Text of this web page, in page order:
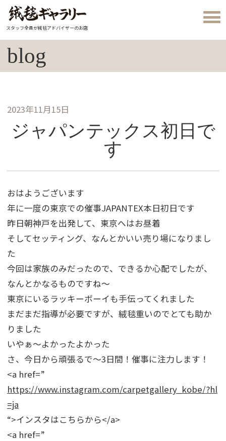
スタッフ全員が絨毯アドバイザーのお店
blog
2023年11月15日
ジャパンテックス初日で
す
おはようございます
年に一度の東京での催事JAPANTEX本日初日です
昨日朝神戸を出発して、東京へはお昼着
そしてセッティング、なんとかいい売り場になりまし
た
今回は家族のみだったので、できるか心配でしたが、
なんとかなるものですね～
東京にいるラッキーボーイも手伝ってくれました
まだまだ指導が必要ですが、絨毯重いのでとても助か
りました
いやぁ～よかったよかった
さ、今日から頑張るで～3日間！催事に注力します！
<a href=”
https://www.instagram.com/carpetgallery_kobe/?hl
=ja
“>インスタはこちらから</a>
<a href=”